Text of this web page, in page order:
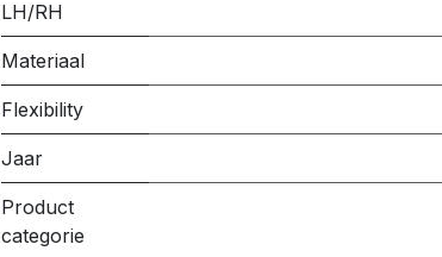
LH/RH
Materiaal
Flexibility
Jaar
Product
categorie